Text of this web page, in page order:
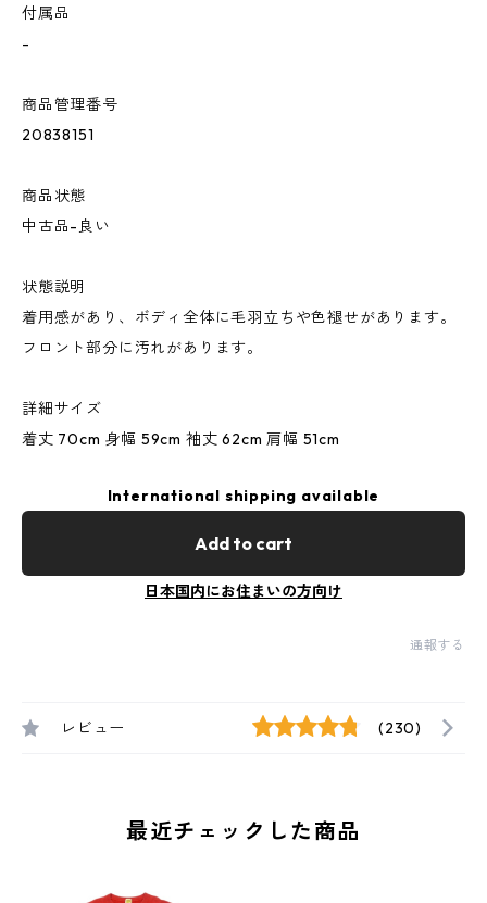
付属品
-
商品管理番号
20838151
商品状態
中古品-良い
状態説明
着用感があり、ボディ全体に毛羽立ちや色褪せがあります。
フロント部分に汚れがあります。
詳細サイズ
着丈 70cm 身幅 59cm 袖丈 62cm 肩幅 51cm
International shipping available
Add to cart
日本国内にお住まいの方向け
通報する
レビュー (230)
最近チェックした商品